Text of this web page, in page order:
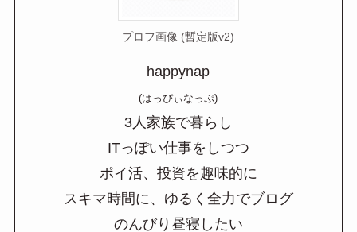
プロフ画像 (暫定版v2)
happynap
(はっぴぃなっぷ)
3人家族で暮らし
ITっぽい仕事をしつつ
ポイ活、投資を趣味的に
スキマ時間に、ゆるく全力でブログ
のんびり昼寝したい